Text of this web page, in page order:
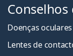
Conselhos
Doenças oculares
Lentes de